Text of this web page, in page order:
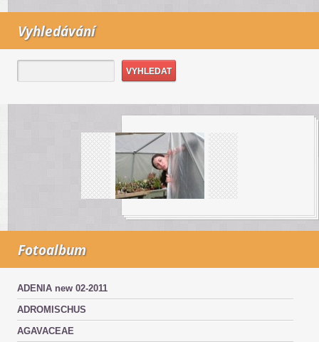
Vyhledávání
Fotoalbum
ADENIA new 02-2011
ADROMISCHUS
AGAVACEAE